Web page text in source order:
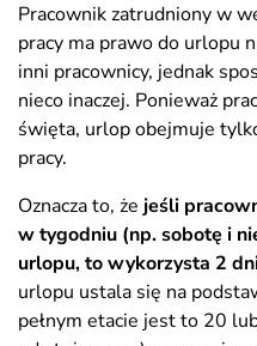
Pracownik zatrudniony w
pracy ma prawo do urlopu
inni pracownicy, jednak
nieco inaczej. Ponieważ
święta, urlop obejmuje
pracy.
Oznacza to, żejeśli
w tygodniu (np. sobotę i
urlopu, to wykorzysta 2
urlopu ustala się na
pełnym etacie jest to 20